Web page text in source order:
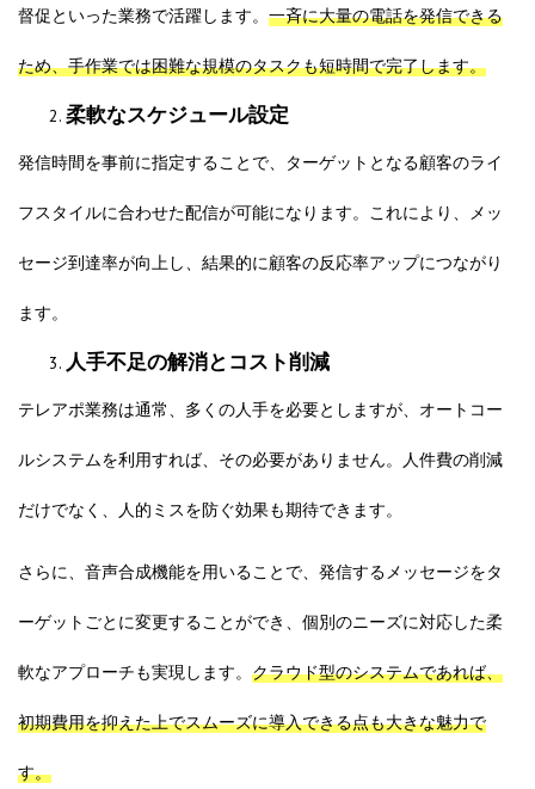
督促といった業務で活躍します。 一斉に大量の電話を発信できる
ため、手作業では困難な規模のタスクも短時間で完了します。
柔軟なスケジュール設定
発信時間を事前に指定することで、ターゲットとなる顧客のライ
フスタイルに合わせた配信が可能になります。これにより、メッ
セージ到達率が向上し、結果的に顧客の反応率アップにつながり
ます。
人手不足の解消とコスト削減
テレアポ業務は通常、多くの人手を必要としますが、オートコー
ルシステムを利用すれば、その必要がありません。人件費の削減
だけでなく、人的ミスを防ぐ効果も期待できます。
さらに、音声合成機能を用いることで、発信するメッセージをタ
ーゲットごとに変更することができ、個別のニーズに対応した柔
軟なアプローチも実現します。 クラウド型のシステムであれば、
初期費用を抑えた上でスムーズに導入できる点も大きな魅力で
す。